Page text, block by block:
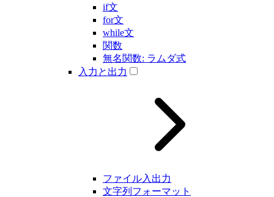
if文
for文
while文
関数
無名関数: ラムダ式
入力と出力
ファイル入出力
文字列フォーマット